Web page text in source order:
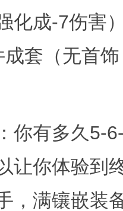
化成-7伤害
套（无首
你有多久5-
让你体验到
，满镶嵌装